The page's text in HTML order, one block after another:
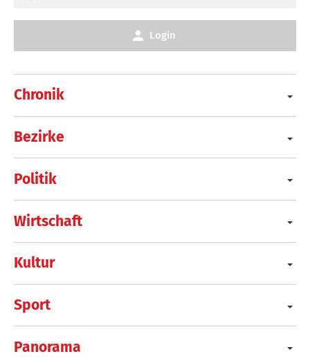
Chronik
Bezirke
Politik
Wirtschaft
Kultur
Sport
Panorama
Login